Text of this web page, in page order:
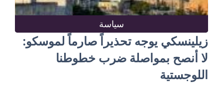
سياسة
زيلينسكي يوجه تحذيراً صارماً لموسكو:
لا أنصح بمواصلة ضرب خطوطنا
اللوجستية